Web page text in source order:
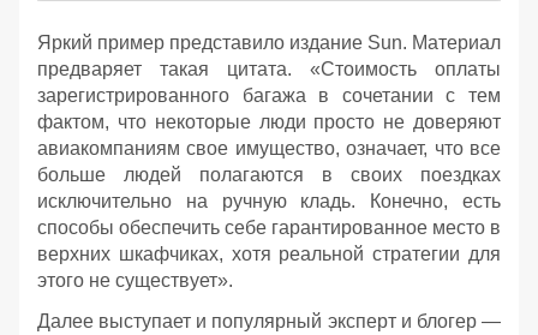
Яркий пример представило издание Sun. Материал
предваряет такая цитата. «Стоимость оплаты
зарегистрированного багажа в сочетании с тем
фактом, что некоторые люди просто не доверяют
авиакомпаниям свое имущество, означает, что все
больше людей полагаются в своих поездках
исключительно на ручную кладь. Конечно, есть
способы обеспечить себе гарантированное место в
верхних шкафчиках, хотя реальной стратегии для
этого не существует».
Далее выступает и популярный эксперт и блогер —